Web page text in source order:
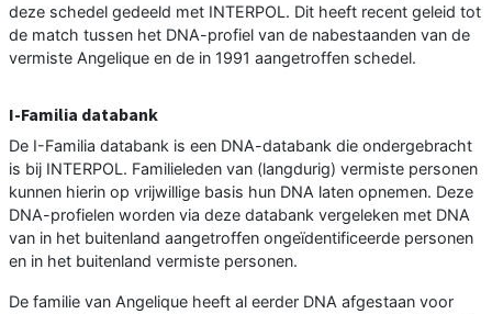
deze schedel gedeeld met INTERPOL. Dit heeft recent geleid tot
de match tussen het DNA-profiel van de nabestaanden van de
vermiste Angelique en de in 1991 aangetroffen schedel.
I-Familia databank
De I-Familia databank is een DNA-databank die ondergebracht
is bij INTERPOL. Familieleden van (langdurig) vermiste personen
kunnen hierin op vrijwillige basis hun DNA laten opnemen. Deze
DNA-profielen worden via deze databank vergeleken met DNA
van in het buitenland aangetroffen ongeïdentificeerde personen
en in het buitenland vermiste personen.
De familie van Angelique heeft al eerder DNA afgestaan voor